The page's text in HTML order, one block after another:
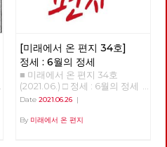
을 때는 빙하기, 높을 때는 간빙
기라 하는데 지금은 간빙기보다
도 온도가 높다. 온도 변화에서
년 동안 변하는 것은 문제가 없
다. 그러나 산업혁명 이후 200
년 동안 1도가 변했다는 것은 생
태계에 대단한 충격이다. 10만
년 전부터 현생인류가 지구상에
살았다. 현생인류는 우리와 같은
유전자와 신체구조를 가지고 있
다. 수렵 채집 생활을 한 것은 머
[미래에서 온 편지 34호]
정세 : 6월의 정세
■ 미래에서 온 편지 34호
(2021.06.) □ 정세 : 6월의 정세
정세 (2) - ‘국가의 귀환’이 가리
작과 함께 번지기 시작한 코로나
Date 2021.06.26|
By 미래에서 온 편지